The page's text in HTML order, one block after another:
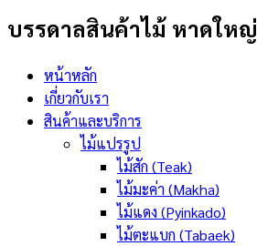
บรรดาลสินค้าไม้ หาดใหญ่
หน้าหลัก
เกี่ยวกับเรา
สินค้าและบริการ
ไม้แปรรูป
ไม้สัก (Teak)
ไม้มะค่า (Makha)
ไม้แดง (Pyinkado)
ไม้ตะแบก (Tabaek)